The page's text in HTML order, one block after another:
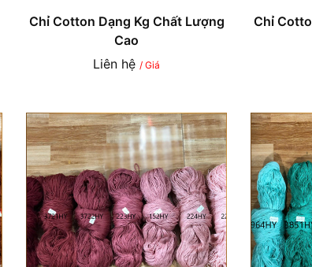
Chỉ Cotton Dạng Kg Chất Lượng
Cao
Liên hệ / Giá
Chỉ